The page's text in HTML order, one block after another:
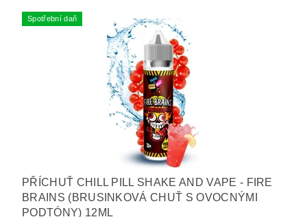
Spotřební daň
PŘÍCHUŤ CHILL PILL SHAKE AND VAPE - FIRE
BRAINS (BRUSINKOVÁ CHUŤ S OVOCNÝMI
PODTÓNY) 12ML